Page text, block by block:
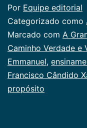
Por Equipe editorial
Categorizado como
Marcado com A
Caminho Verdade e
Emmanuel,
Francisco Cândido
propósito